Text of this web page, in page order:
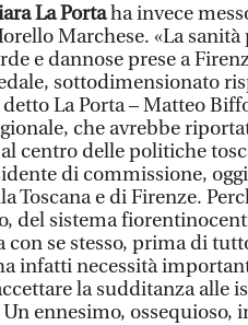
La Portaha invece
Marchese. «La sanità
e dannose prese a
sottodimensionato
La Porta – Matteo
che avrebbe
centro delle politiche
di commissione,
Toscana e di Firenze.
del sistema
se stesso, prima di
infatti necessità
la sudditanza alle
ennesimo, ossequioso,